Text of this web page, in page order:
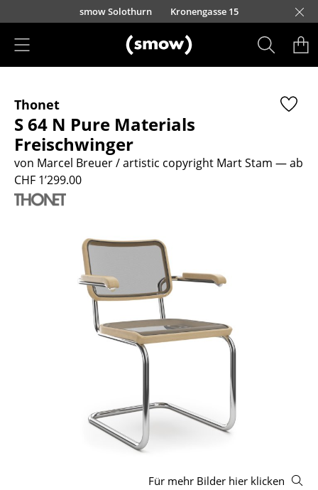
Direkt zum Inhaltsmow Solothurn Kronengasse 15
Sitzmöbel
Esszimmerstühle
Sofas
Sessel
Freischwinger
Gartenstühle
Thonet
S 64 N Pure Materials
Freischwinger
von Marcel Breuer / artistic copyright Mart Stam — ab
CHF 1’299.00
Für mehr Bilder hier klicken